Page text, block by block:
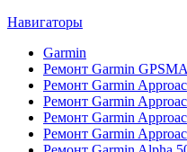
Навигаторы
Garmin
Ремонт Garmin
Ремонт Garmin
Ремонт Garmin
Ремонт Garmin
Ремонт Garmin